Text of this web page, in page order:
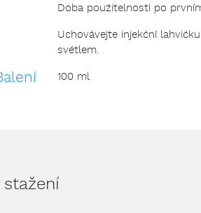
Doba použitelnosti po
Uchovávejte injekční
světlem.
100 ml